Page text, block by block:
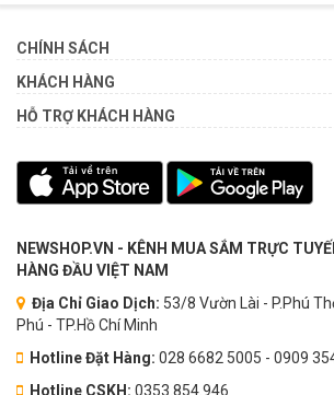
CHÍNH SÁCH
KHÁCH HÀNG
HỖ TRỢ KHÁCH HÀNG
NEWSHOP.VN - KÊNH MUA SẮM TRỰC
HÀNG ĐẦU VIỆT NAM
Địa Chỉ Giao Dịch: 53/8 Vườn Lài - P.Phú
Phú - TP.Hồ Chí Minh
Hotline Đặt Hàng: 028 6682 5005 - 0909
Hotline CSKH: 0353.854.946